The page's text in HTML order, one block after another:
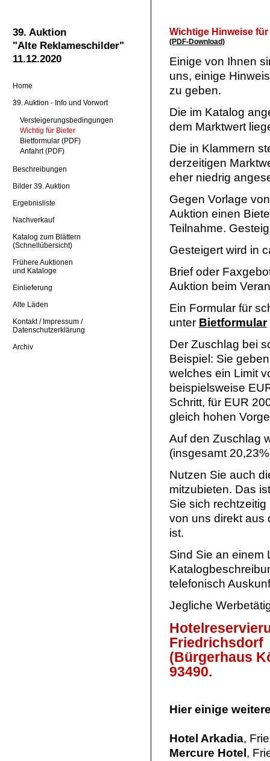
39. Auktion
"Alte Reklameschilder"
11.12.2020
Home
39. Auktion - Info und Vorwort
Versteigerungsbedingungen
Wichtig für Bieter
Bietformular (PDF)
Anfahrt (PDF)
Beschreibungen
Bilder 39. Auktion
Ergebnisliste
Nachverkauf
Katalog zum Blättern
(Schnellübersicht)
Frühere Auktionen
und Kataloge
Einlieferung
Alte Läden
Kontakt / Impressum /
Datenschutzerklärung
Archiv
Wichtige Hinweise
(PDF-Download)
Einige von Ihnen
uns, einige
zu geben.
Die im Katalog
dem Marktwert
Die in Klammern
derzeitigen
eher niedrig
Gegen Vorlage
Auktion einen
Teilnahme.
Gesteigert wird in
Brief oder
Auktion beim
Ein Formular für
unter Bietformular
Der Zuschlag bei
Beispiel: Sie
welches ein Limit
beispielsweise
Schritt, für EUR
gleich hohen
Auf den Zuschlag
(insgesamt
Nutzen Sie auch
mitzubieten. Das
Sie sich
von uns direkt aus
ist.
Sind Sie an einem
telefonisch
Jegliche
Friedrichsdorf
(Bürgerhaus
93490.
Hier einige
Hotel Arkadia,
Mercure Hotel,